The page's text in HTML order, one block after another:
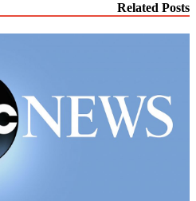
Related Posts